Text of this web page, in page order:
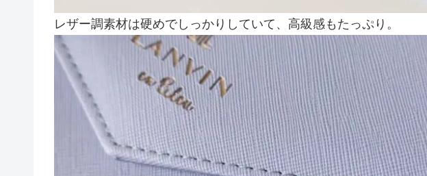
レザー調素材は硬めでしっかりしていて、高級感もたっぷり。